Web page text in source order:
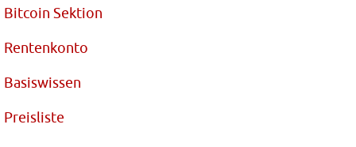
Bitcoin Sektion
Rentenkonto
Basiswissen
Preisliste